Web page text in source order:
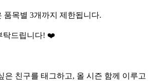
품목별 3개까지 제한됩니다.
탁드립니다! ❤️
은 친구를 태그하고, 올 시즌 함께 이루고